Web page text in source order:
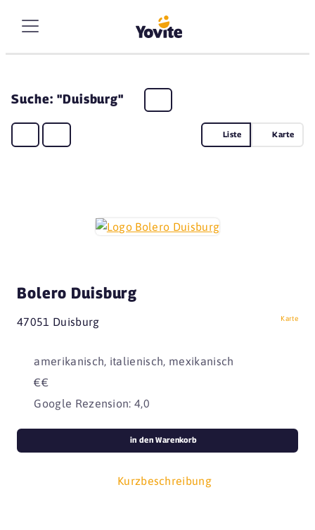
Suche: "Duisburg"
Liste Karte
Bolero Duisburg
47051 Duisburg Karte
amerikanisch, italienisch, mexikanisch
€€
Google Rezension: 4,0
Kurzbeschreibung
in den Warenkorb